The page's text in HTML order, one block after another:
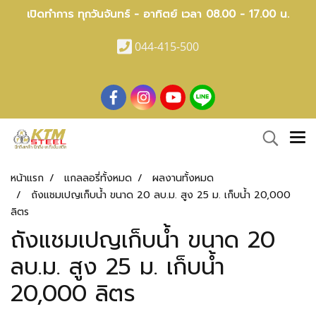
เปิดทำการ ทุกวันจันทร์ - อาทิตย์ เวลา 08.00 - 17.00 น.
044-415-500
หน้าแรก แกลลอรี่ทั้งหมด
ผลงานทั้งหมด
ถังแชมเปญเก็บน้ำ ขนาด 20 ลบ.ม. สูง 25 ม. เก็บน้ำ 20,000
ลิตร
ถังแชมเปญเก็บน้ำ ขนาด 20
ลบ.ม. สูง 25 ม. เก็บน้ำ
20,000 ลิตร